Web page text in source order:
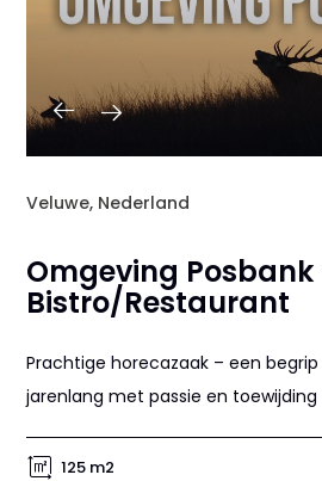
Veluwe, Nederland
Omgeving Posbank
Bistro/Restaurant
Prachtige horecazaak – een begrip
jarenlang met passie en toewijding
125 m2